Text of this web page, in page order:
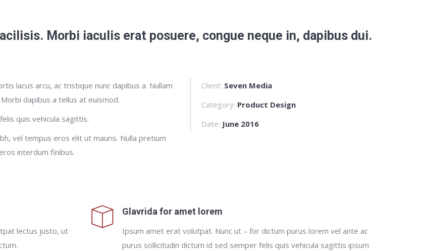
Morbi iaculis erat posuere, congue neque in, dapibus dui.
lacus arcu, ac tristique nunc dapibus a. Nullam
dapibus a tellus at euismod.
quis vehicula sagittis.
vel tempus eros elit ut mauris. Nulla pretium
interdum finibus.
Client: Seven Media
Category: Product Design
Date: June 2016
lectus justo, ut
Glavrida for amet lorem
Ipsum amet erat volutpat. Nunc ut – for dictum purus lorem vel ante ac
purus sollicitudin dictum id sed semper felis quis vehicula sagittis ipsum